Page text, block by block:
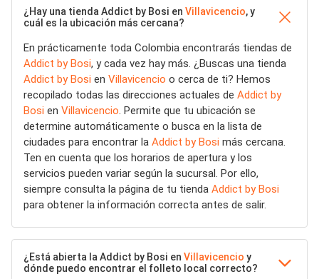
¿Hay una tienda Addict by Bosi en Villavicencio, y
cuál es la ubicación más cercana?
En prácticamente toda Colombia encontrarás tiendas de
Addict by Bosi, y cada vez hay más. ¿Buscas una tienda
Addict by Bosi en Villavicencio o cerca de ti? Hemos
recopilado todas las direcciones actuales de Addict by
Bosi en Villavicencio. Permite que tu ubicación se
determine automáticamente o busca en la lista de
ciudades para encontrar la Addict by Bosi más cercana.
Ten en cuenta que los horarios de apertura y los
servicios pueden variar según la sucursal. Por ello,
siempre consulta la página de tu tienda Addict by Bosi
para obtener la información correcta antes de salir.
¿Está abierta la Addict by Bosi en Villavicencio y
dónde puedo encontrar el folleto local correcto?